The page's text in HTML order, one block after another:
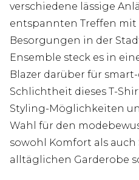
verschiedene lässige
entspannten Treffen mit
Besorgungen in der
Ensemble steck es in
Blazer darüber für
Schlichtheit dieses T-
Styling-Möglichkeiten
Wahl für den
sowohl Komfort als auch
alltäglichen Garderobe